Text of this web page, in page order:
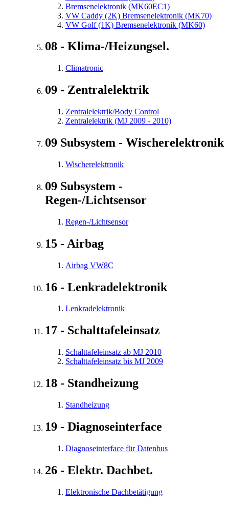
Bremsenelektronik (MK60EC1)
VW Caddy (2K) Bremsenelektronik (MK70)
VW Golf (1K) Bremsenelektronik (MK60)
08 - Klima-/Heizungsel.
Climatronic
09 - Zentralelektrik
Zentralelektrik/Body Control
Zentralelektrik (MJ 2009 - 2010)
09 Subsystem - Wischerelektronik
Wischerelektronik
09 Subsystem -
Regen-/Lichtsensor
Regen-/Lichtsensor
15 - Airbag
Airbag VW8C
16 - Lenkradelektronik
Lenkradelektronik
17 - Schalttafeleinsatz
Schalttafeleinsatz ab MJ 2010
Schalttafeleinsatz bis MJ 2009
18 - Standheizung
Standheizung
19 - Diagnoseinterface
Diagnoseinterface für Datenbus
26 - Elektr. Dachbet.
Elektronische Dachbetätigung